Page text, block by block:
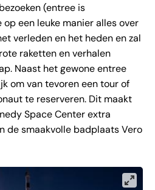
(entree is
een leuke manier alles over
verleden en het heden en zal
raketten en verhalen
Naast het gewone entree
om van tevoren een tour of
te reserveren. Dit maakt
Space Center extra
de smaakvolle badplaats Vero